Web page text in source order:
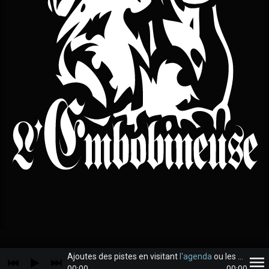
Ajoutes des pistes en visitant l'agenda ou les
archives